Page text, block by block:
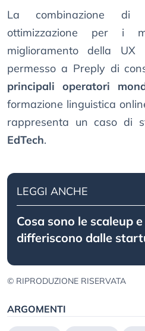
La combinazione di
ottimizzazione per i
miglioramento della UX
permesso a Preply di
principali operatori
formazione linguistica
rappresenta un caso di
EdTech.
LEGGI ANCHE
Cosa sono le scaleup
differiscono dalle
© RIPRODUZIONE RISERVATA
ARGOMENTI